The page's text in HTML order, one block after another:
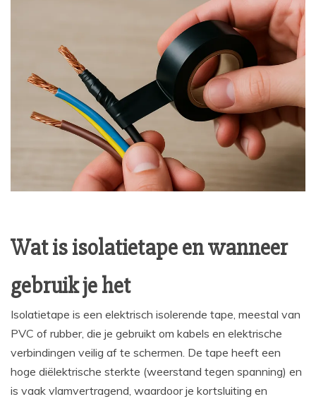
Wat is isolatietape en wanneer
gebruik je het
Isolatietape is een elektrisch isolerende tape, meestal van
PVC of rubber, die je gebruikt om kabels en elektrische
verbindingen veilig af te schermen. De tape heeft een
hoge diëlektrische sterkte (weerstand tegen spanning) en
is vaak vlamvertragend, waardoor je kortsluiting en